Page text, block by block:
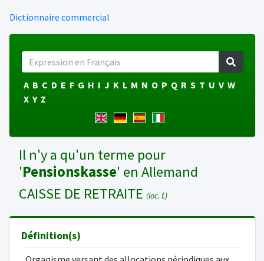
Dictionnaire commercial
A B C D E F G H I J K L M N O P Q R S T U V W
X Y Z
Il n'y a qu'un terme pour
'Pensionskasse' en Allemand
CAISSE DE RETRAITE (loc. f.)
Définition(s)